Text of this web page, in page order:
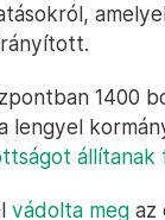
1400
lengyel
állítanak
vádolta meg az